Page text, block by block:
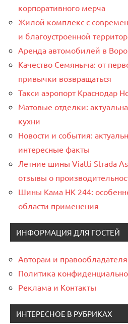
корпоративного мерча
Жилой комплекс с
и благоустроенной
Аренда автомобилей в
Качество Семяныча: от
привычки возвращаться
Такси аэропорт Краснодар
Матовые отделки:
кухни
Новости и события:
интересные факты
Летние шины Viatti Strada
отзывы о
Шины Кама НК 244:
области применения
ИНФОРМАЦИЯ ДЛЯ ГОСТЕЙ
Авторам и
Политика
Реклама и Контакты
ИНТЕРЕСНОЕ В РУБРИКАХ